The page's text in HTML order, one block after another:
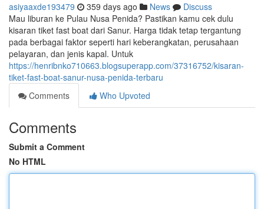
asiyaaxde193479 359 days ago News
Discuss
Mau liburan ke Pulau Nusa Penida? Pastikan kamu cek dulu
kisaran tiket fast boat dari Sanur. Harga tidak tetap tergantung
pada berbagai faktor seperti hari keberangkatan, perusahaan
pelayaran, dan jenis kapal. Untuk
https://henribnko710663.blogsuperapp.com/37316752/kisaran-
tiket-fast-boat-sanur-nusa-penida-terbaru
Comments
Who Upvoted
Comments
Submit a Comment
No HTML